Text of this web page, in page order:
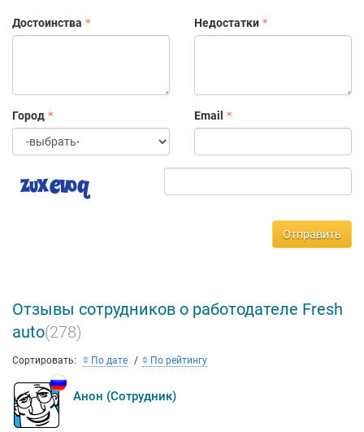
Достоинства Недостатки
Город Email
Отправить
Отзывы сотрудников о работодателе Fresh
auto(278)
Сортировать: По дате По рейтингу
Анон (Сотрудник)